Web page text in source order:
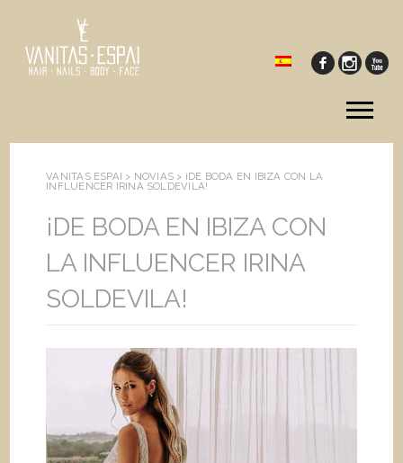
VANITAS ESPAI > NOVIAS > ¡DE BODA EN IBIZA CON LA
INFLUENCER IRINA SOLDEVILA!
¡DE BODA EN IBIZA CON
LA INFLUENCER IRINA
SOLDEVILA!